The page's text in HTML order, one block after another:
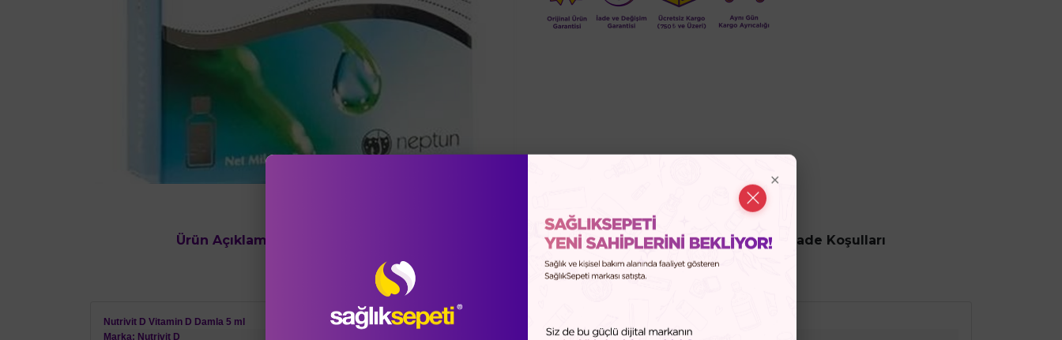
Ürün Açıklaması Soru-Cevap (0)Sağlık Sepeti Güvencesiİptal ve İade Koşulları
Nutrivit D Vitamin D Damla 5 ml
Marka: Nutrivit D